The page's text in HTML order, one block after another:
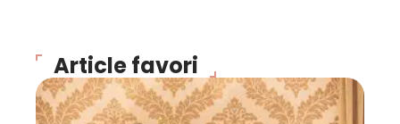
Article favori